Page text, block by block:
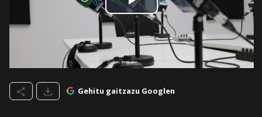
Gehitu gaitzazu Googlen